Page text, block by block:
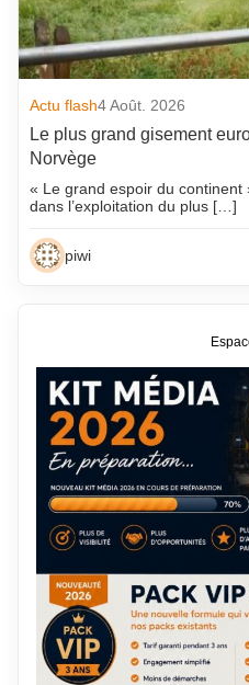
Actu flash4 Août. 2026
Le plus grand gisement
Norvège
« Le grand espoir du
dans l’exploitation du plus […]
piwi